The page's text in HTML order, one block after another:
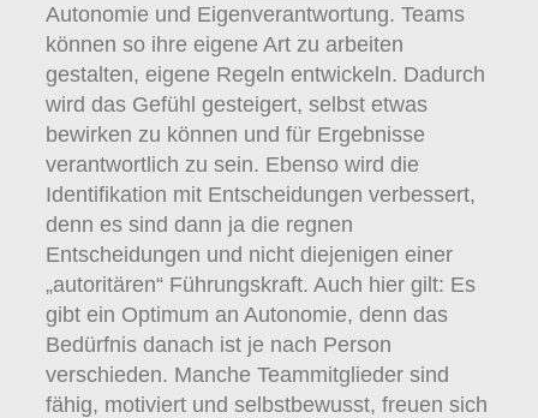
Autonomie und Eigenverantwortung. Teams
können so ihre eigene Art zu arbeiten
gestalten, eigene Regeln entwickeln. Dadurch
wird das Gefühl gesteigert, selbst etwas
bewirken zu können und für Ergebnisse
verantwortlich zu sein. Ebenso wird die
Identifikation mit Entscheidungen verbessert,
denn es sind dann ja die regnen
Entscheidungen und nicht diejenigen einer
„autoritären“ Führungskraft. Auch hier gilt: Es
gibt ein Optimum an Autonomie, denn das
Bedürfnis danach ist je nach Person
verschieden. Manche Teammitglieder sind
fähig, motiviert und selbstbewusst, freuen sich